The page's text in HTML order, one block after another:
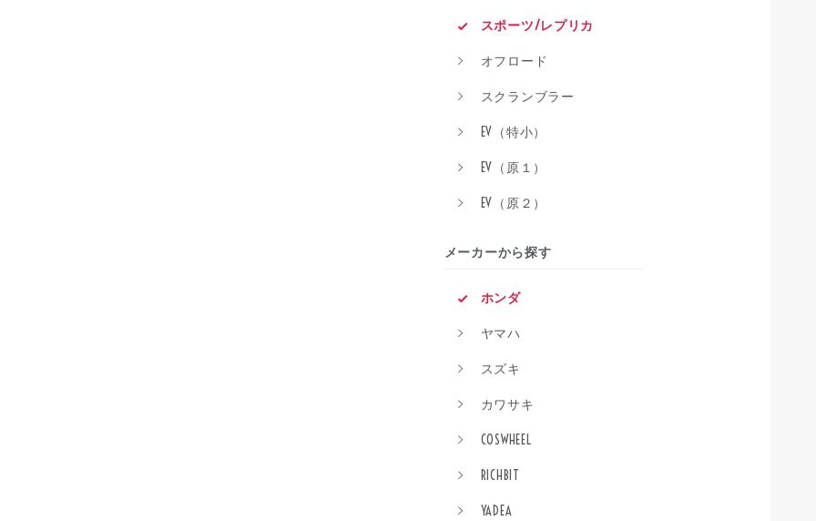
スポーツ/レプリカ
オフロード
スクランブラー
EV（特小）
EV（原１）
EV（原２）
メーカーから探す
ホンダ
ヤマハ
スズキ
カワサキ
COSWHEEL
RICHBIT
YADEA